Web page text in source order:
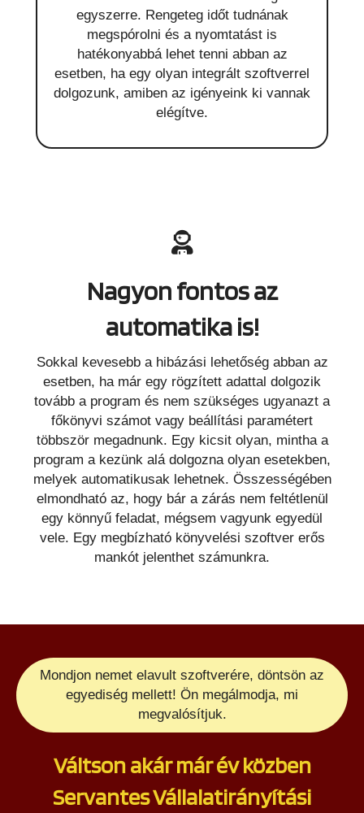
egyszerre. Rengeteg időt tudnának
megspórolni és a nyomtatást is
hatékonyabbá lehet tenni abban az
esetben, ha egy olyan integrált szoftverrel
dolgozunk, amiben az igényeink ki vannak
elégítve.
Nagyon fontos az
automatika is!
Sokkal kevesebb a hibázási lehetőség abban az
esetben, ha már egy rögzített adattal dolgozik
tovább a program és nem szükséges ugyanazt a
főkönyvi számot vagy beállítási paramétert
többször megadnunk. Egy kicsit olyan, mintha a
program a kezünk alá dolgozna olyan esetekben,
melyek automatikusak lehetnek. Összességében
elmondható az, hogy bár a zárás nem feltétlenül
egy könnyű feladat, mégsem vagyunk egyedül
vele. Egy megbízható könyvelési szoftver erős
mankót jelenthet számunkra.
Mondjon nemet elavult szoftverére, döntsön az
egyediség mellett! Ön megálmodja, mi
megvalósítjuk.
Váltson akár már év közben
Servantes Vállalatirányítási